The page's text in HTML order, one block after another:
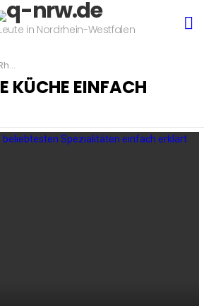
in Nordrhein-Westfalen
KÜCHE EINFACH